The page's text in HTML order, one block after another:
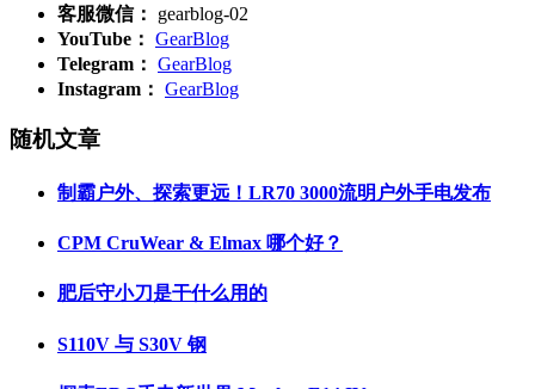
客服微信：
gearblog-02
YouTube： GearBlog
Telegram： GearBlog
Instagram： GearBlog
随机文章
制霸户外、探索更远！LR70 3000流明户外手电发布
CPM CruWear & Elmax 哪个好？
肥后守小刀是干什么用的
S110V 与 S30V 钢